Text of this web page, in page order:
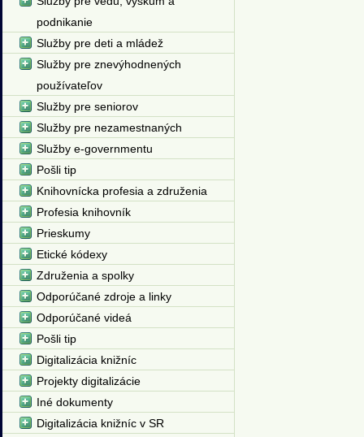
podnikanie
Služby pre deti a mládež
Služby pre znevýhodnených
používateľov
Služby pre seniorov
Služby pre nezamestnaných
Služby e-governmentu
Pošli tip
Knihovnícka profesia a združenia
Profesia knihovník
Prieskumy
Etické kódexy
Združenia a spolky
Odporúčané zdroje a linky
Odporúčané videá
Pošli tip
Digitalizácia knižníc
Projekty digitalizácie
Iné dokumenty
Digitalizácia knižníc v SR